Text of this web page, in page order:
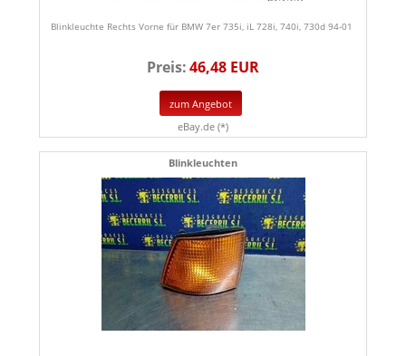
Blinkleuchte Rechts Vorne für BMW 7er 735i, iL 728i, 740i, 730d 94-01
Preis:46,48 EUR
zum Angebot
eBay.de (*)
Blinkleuchten